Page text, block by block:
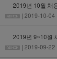
2019년 10월 채
| 2019-10-04
2019년 9~10월
| 2019-09-22